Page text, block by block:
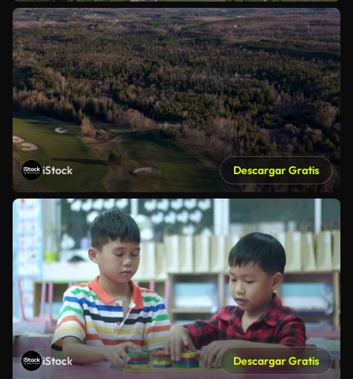
iStock Descargar Gratis
iStock Descargar Gratis